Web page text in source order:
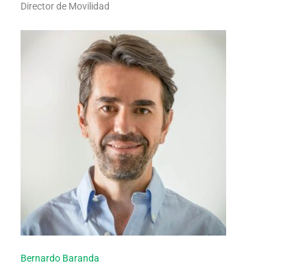
Director de Movilidad
Bernardo Baranda